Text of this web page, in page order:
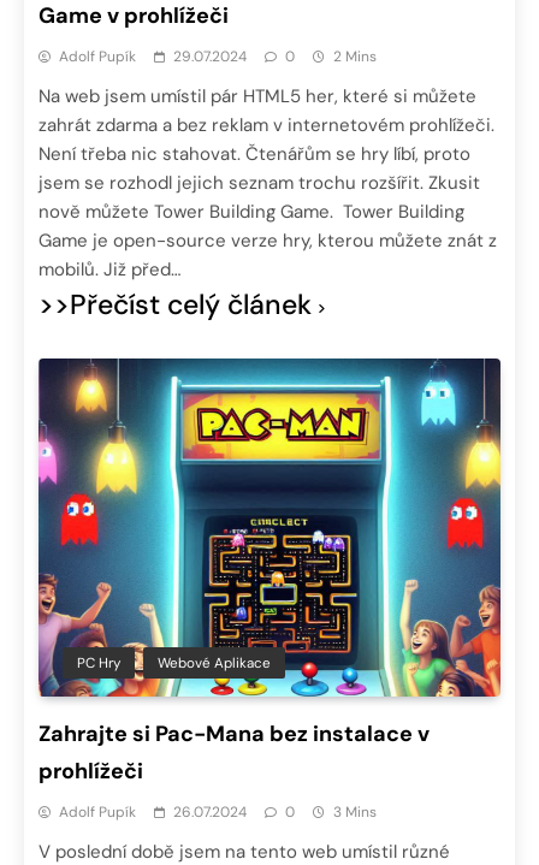
Game v prohlížeči
Adolf Pupík 29.07.2024 0 2 Mins
Na web jsem umístil pár HTML5 her, které si můžete
zahrát zdarma a bez reklam v internetovém prohlížeči.
Není třeba nic stahovat. Čtenářům se hry líbí, proto
jsem se rozhodl jejich seznam trochu rozšířit. Zkusit
nově můžete Tower Building Game. Tower Building
Game je open-source verze hry, kterou můžete znát z
mobilů. Již před…
>>Přečíst celý článek
PC Hry Webové Aplikace
Zahrajte si Pac-Mana bez instalace v
prohlížeči
Adolf Pupík 26.07.2024 0 3 Mins
V poslední době jsem na tento web umístil různé